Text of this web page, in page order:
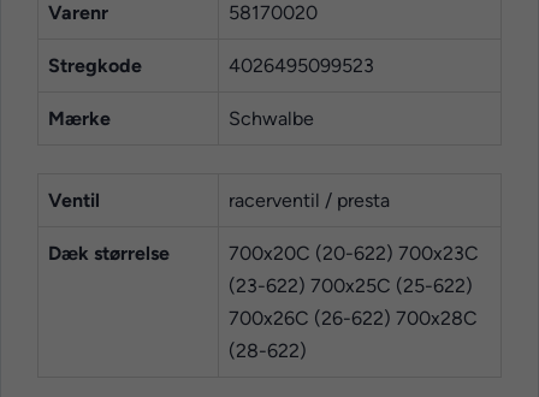
Varenr 58170020
Stregkode 4026495099523
Mærke Schwalbe
Ventil racerventil / presta
Dæk størrelse
700x20C (20-622) 700x23C
(23-622) 700x25C (25-622)
700x26C (26-622) 700x28C
(28-622)